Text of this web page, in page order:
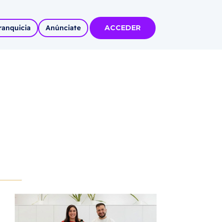
con
tu Marca
Anúnciate ACCEDER